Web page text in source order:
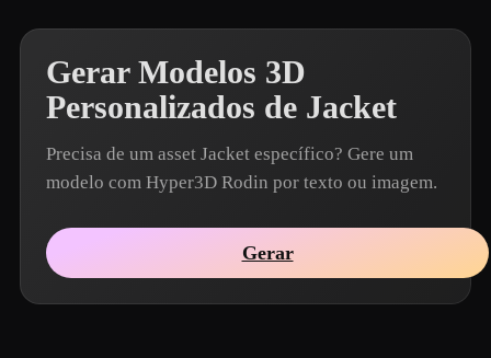
Gerar Modelos 3D
Personalizados de Jacket
Precisa de um asset Jacket específico? Gere um
modelo com Hyper3D Rodin por texto ou imagem.
Gerar